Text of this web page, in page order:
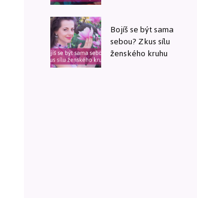
Bojíš se být sama
sebou? Zkus sílu
ženského kruhu